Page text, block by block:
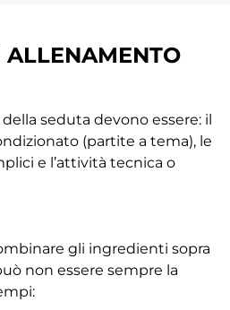
ALLENAMENTO
seduta devono essere: il
(partite a tema), le
e l’attività tecnica o
gli ingredienti sopra
non essere sempre la